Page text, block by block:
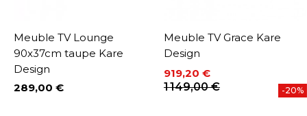
Meuble TV Lounge
90x37cm taupe Kare
Design
Prix
289,00 €
Meuble TV Grace Kare
Design
Prix
919,20 €
Prix de base
1 149,00 € -20%